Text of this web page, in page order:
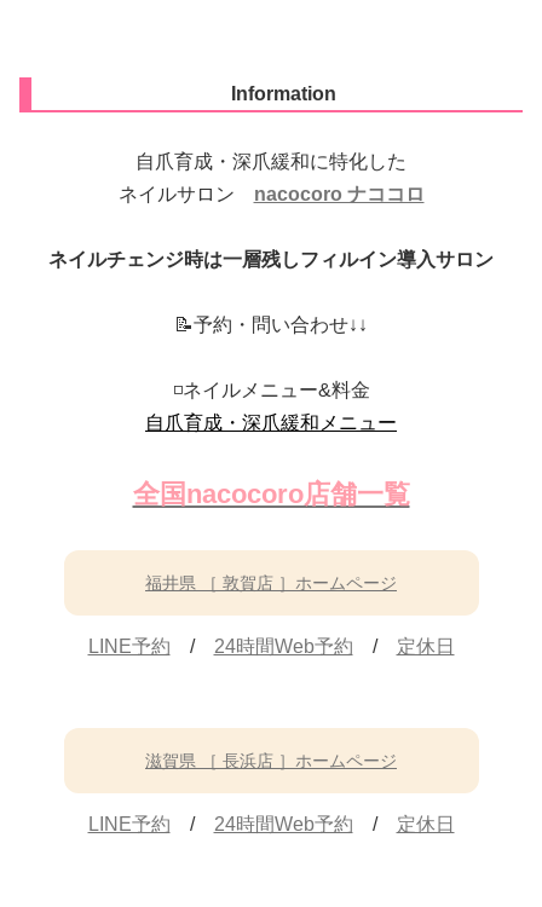
Information
自爪育成・深爪緩和に特化した
ネイルサロン nacocoro ナココロ
ネイルチェンジ時は一層残しフィルイン導入サロン
📝予約・問い合わせ↓↓
◽️ネイルメニュー&料金
自爪育成・深爪緩和メニュー
全国nacocoro店舗一覧
福井県 ［ 敦賀店 ］ホームページ
LINE予約 / 24時間Web予約 / 定休日
滋賀県 ［ 長浜店 ］ホームページ
LINE予約 / 24時間Web予約 / 定休日